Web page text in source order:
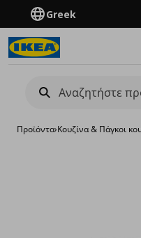
Greek
Προϊόντα›Κουζίνα & Πάγκοι